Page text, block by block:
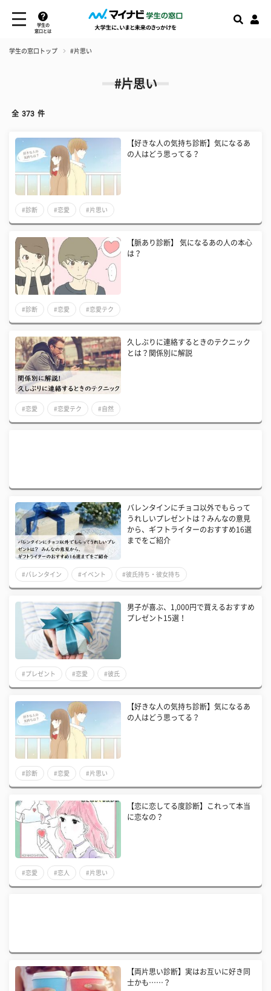
学生の
窓口とは
学生の窓口トップ #片思い
#片思い
全 373 件
【好きな人の気持ち診断】気になるあ
の人はどう思ってる？
#診断 #恋愛 #片思い
【脈あり診断】 気になるあの人の本心
は？
#診断 #恋愛 #恋愛テク
久しぶりに連絡するときのテクニック
とは？関係別に解説
#恋愛 #恋愛テク #自然
バレンタインにチョコ以外でもらって
うれしいプレゼントは？みんなの意見
から、ギフトライターのおすすめ16選
までをご紹介
#バレンタイン #イベント #彼氏持ち・彼女持ち
男子が喜ぶ、1,000円で買えるおすすめ
プレゼント15選！
#プレゼント #恋愛 #彼氏
【好きな人の気持ち診断】気になるあ
の人はどう思ってる？
#診断 #恋愛 #片思い
【恋に恋してる度診断】これって本当
に恋なの？
#恋愛 #恋人 #片思い
【両片思い診断】実はお互いに好き同
士かも……？